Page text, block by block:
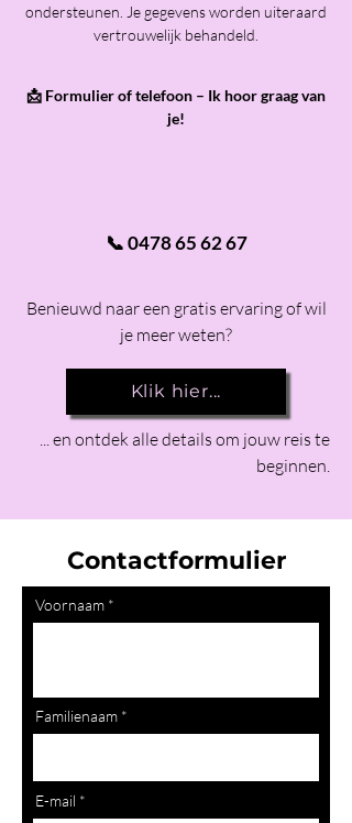
ondersteunen. Je gegevens worden uiteraard
vertrouwelijk behandeld.
📩 Formulier of telefoon – Ik hoor graag van
je!
📞0478 65 62 67
Benieuwd naar een gratis ervaring of wil
je meer weten?
Klik hier...
... en ontdek alle details om jouw reis te
beginnen.
Contactformulier
Voornaam
Familienaam
E-mail